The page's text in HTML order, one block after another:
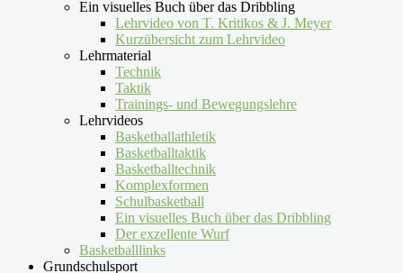
Ein visuelles Buch über das Dribbling
Lehrvideo von T. Kritikos & J. Meyer
Kurzübersicht zum Lehrvideo
Lehrmaterial
Technik
Taktik
Trainings- und Bewegungslehre
Lehrvideos
Basketballathletik
Basketballtaktik
Basketballtechnik
Komplexformen
Schulbasketball
Ein visuelles Buch über das Dribbling
Der exzellente Wurf
Basketballlinks
Grundschulsport